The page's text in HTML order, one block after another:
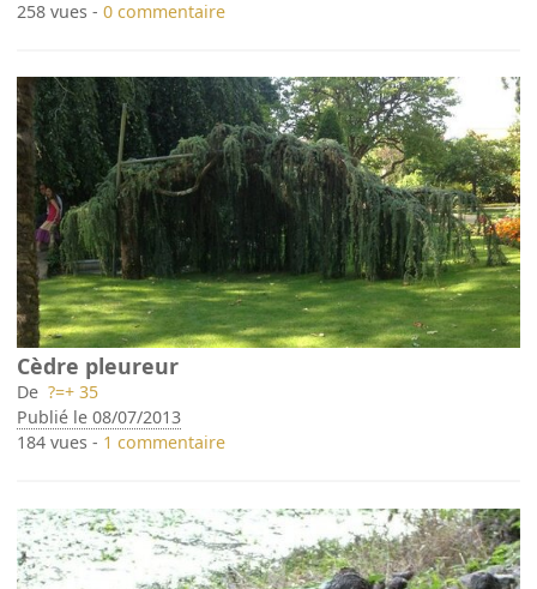
258 vues -0 commentaire
Cèdre pleureur
De ?=+ 35
Publié le 08/07/2013
184 vues - 1 commentaire